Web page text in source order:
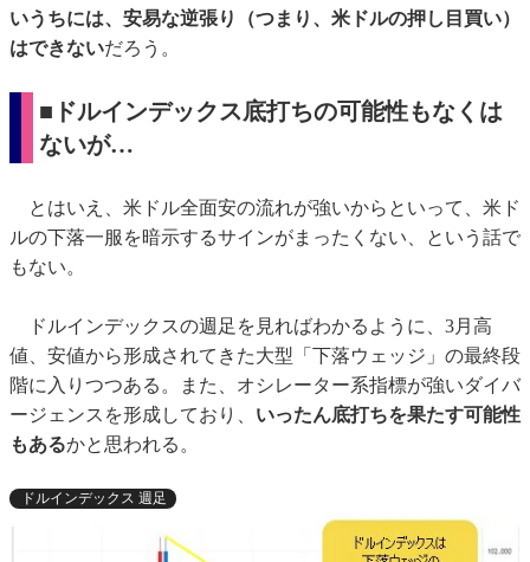
いうちには、安易な逆張り（つまり、米ドルの押し目買い）
はできないだろう。
■ドルインデックス底打ちの可能性もなくは
ないが…
とはいえ、米ドル全面安の流れが強いからといって、米ド
ルの下落一服を暗示するサインがまったくない、という話で
もない。
ドルインデックスの週足を見ればわかるように、3月高
値、安値から形成されてきた大型「下落ウェッジ」の最終段
階に入りつつある。また、オシレーター系指標が強いダイバ
ージェンスを形成しており、 いったん底打ちを果たす可能性
もあるかと思われる。
ドルインデックス 週足